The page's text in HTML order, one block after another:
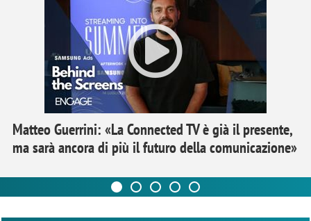
Matteo Guerrini: «La Connected TV è già il presente,
ma sarà ancora di più il futuro della comunicazione»